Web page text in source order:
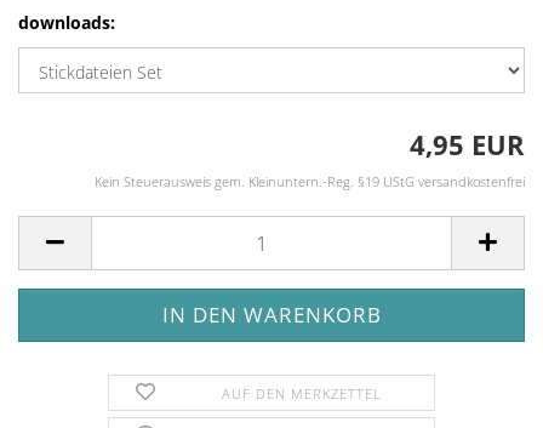
downloads:
4,95 EUR
Kein Steuerausweis gem. Kleinuntern.-Reg. §19 UStG versandkostenfrei
AUF DEN MERKZETTEL